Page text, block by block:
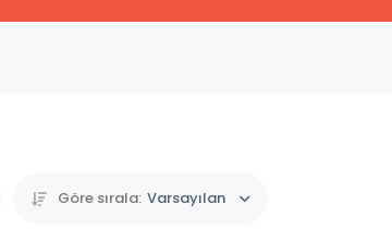
Göre sırala: Varsayılan